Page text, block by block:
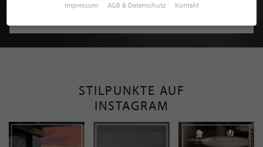
STILPUNKTE AUF
INSTAGRAM
Impressum AGB & Datenschutz Kontakt